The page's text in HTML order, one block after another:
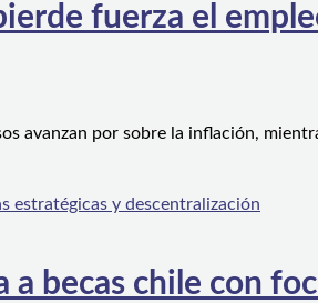
fuerza el
avanzan por sobre la inflación,
becas chile con